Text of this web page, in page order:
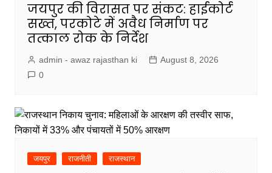
जयपुर की विरासत पर संकट: हाईकोर्ट
सख्त, परकोटे में अवैध निर्माण पर
तत्काल रोक के निर्देश
admin - awaz rajasthan ki
August 8, 2026
0
जयपुर राजनीती राजस्थान